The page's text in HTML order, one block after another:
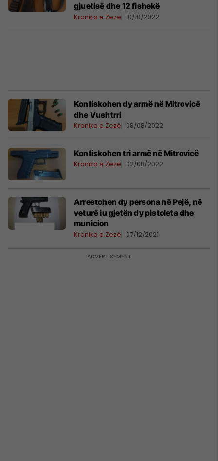
gjuetisë dhe 12 fishekë
Kronika e Zezë 10/10/2022
Konfiskohen dy armë në Mitrovicë
dhe Vushtrri
Kronika e Zezë 08/08/2022
Konfiskohen tri armë në Mitrovicë
Kronika e Zezë 02/08/2022
Arrestohen dy persona në Pejë, në
veturë iu gjetën dy pistoleta dhe
municion
Kronika e Zezë 07/12/2021